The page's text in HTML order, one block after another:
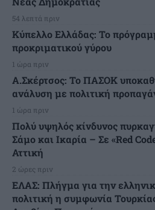
54 λεπτά πριν
Κύπελλο Ελλάδας: Το
προκριματικού γύρου
1 ώρα πριν
Α.Σκέρτσος: Το ΠΑΣΟΚ
ανάλυση με πολιτική
1 ώρα πριν
Πολύ υψηλός κίνδυνος
Σάμο και Ικαρία – Σε «Red
Αττική
2 ώρες πριν
ΕΛΑΣ: Πλήγμα για την
πολιτική η συμφωνία